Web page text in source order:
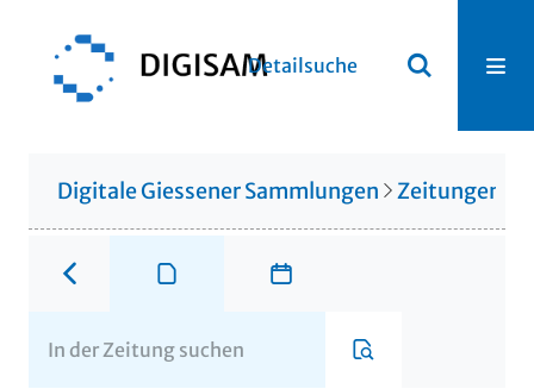
Detailsuche
Digitale Giessener Sammlungen Zeitungen